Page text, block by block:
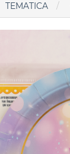
TEMATICA